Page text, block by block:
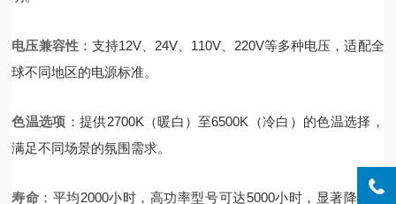
电压兼容性：支持12V、24V、110V、220V等多种电压，适配全
球不同地区的电源标准。
色温选项 ：提供2700K（暖白）至6500K（冷白）的色温选择，
满足不同场景的氛围需求。
寿命 ：平均2000小时，高功率型号可达5000小时，显著降低更